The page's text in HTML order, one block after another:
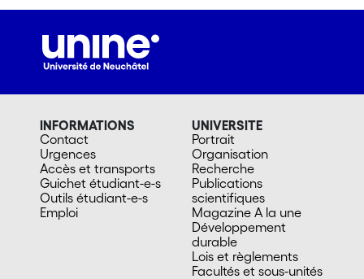
INFORMATIONS
Contact
Urgences
Accès et transports
Guichet étudiant-e-s
Outils étudiant-e-s
Emploi
UNIVERSITE
Portrait
Organisation
Recherche
Publications
scientifiques
Magazine A la une
Développement
durable
Lois et règlements
Facultés et sous-unités